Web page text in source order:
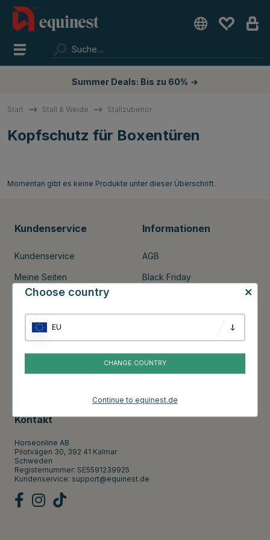
Summer Deals: Bis zu 60% →
Start Stall & Weide Stallzubehör
Kopfschutz für Boxentüren
Momentan gibt es keine Produkte unter dieser Überschrift.
Kundenservice
Kundenservice
Meine Seiten
Rücksendung Information
Widerrufsbelehrung
Informationen
AGB
Black Friday
Lieferung & Zahlung
Singles Day
Kontakt
Horseonline AB
Pilotvägen 30, 392 41 Kalmar
Schweden
Registernummer: SE5591239925
Kundenservice: support@equinest.de
Choose country
EU
CHANGE COUNTRY
Continue to equinest.de